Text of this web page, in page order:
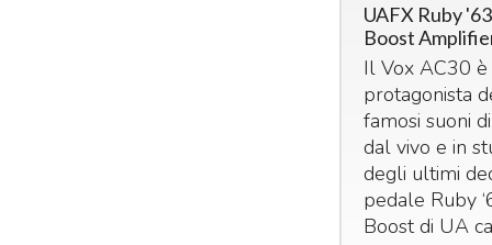
UAFX Ruby
Boost
Il Vox AC30
protagonista
famosi suoni
dal vivo e in
degli ultimi
pedale Ruby
Boost di UA